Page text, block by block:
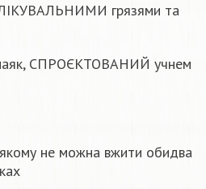
ЛІКУВАЛЬНИМИ грязями та
СПРОЄКТОВАНИЙ учнем
не можна вжити обидва